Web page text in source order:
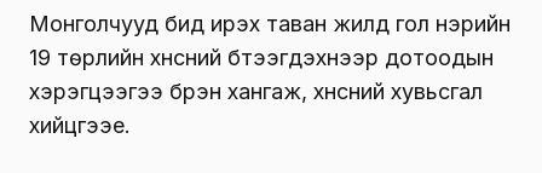
Монголчууд бид ирэх таван жилд гол нэрийн
19 төрлийн хүнсний бүтээгдэхүүнээр дотоодын
хэрэгцээгээ бүрэн хангаж, хүнсний хувьсгал
хийцгээе.